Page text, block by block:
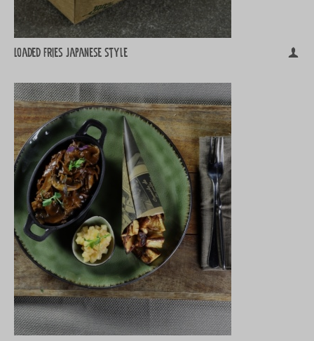
Loaded Fries Japanese style